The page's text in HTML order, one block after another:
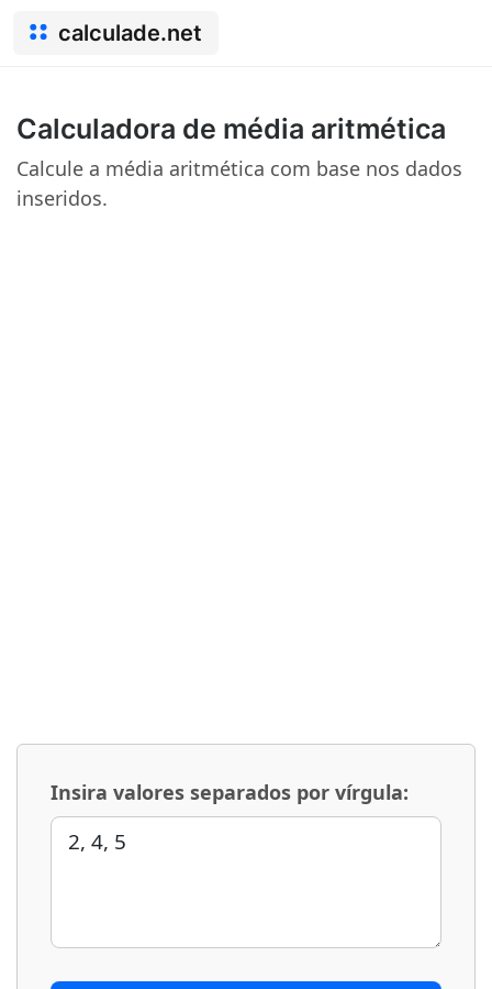
calculade.net
Calculadora de média aritmética
Calcule a média aritmética com base nos dados
inseridos.
Insira valores separados por vírgula: